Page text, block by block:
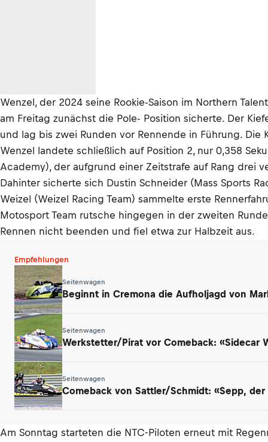
Wenzel, der 2024 seine Rookie-Saison im Northern
am Freitag zunächst die Pole- Position sicherte. Der
und lag bis zwei Runden vor Rennende in Führung.
Wenzel landete schließlich auf Position 2, nur 0,358
Academy), der aufgrund einer Zeitstrafe auf Rang drei
Dahinter sicherte sich Dustin Schneider (Mass Sports
Weizel (Weizel Racing Team) sammelte erste
Motosport Team rutsche hingegen in der zweiten
Rennen nicht beenden und fiel etwa zur Halbzeit aus.
Empfehlungen
Seitenwagen
Beginnt in Cremona die Aufholjagd von
Seitenwagen
Werkstetter/Pirat vor Comeback: «Sidecar
Seitenwagen
Comeback von Sattler/Schmidt: «Sepp,
Am Sonntag starteten die NTC-Piloten erneut mit